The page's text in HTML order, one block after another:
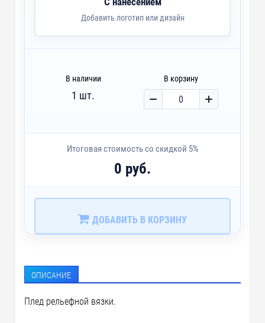
Добавить логотип или дизайн
В наличии В корзину
1 шт.
Итоговая стоимость со скидкой 5%
0 руб.
ДОБАВИТЬ В КОРЗИНУ
ОПИСАНИЕ
Плед рельефной вязки.